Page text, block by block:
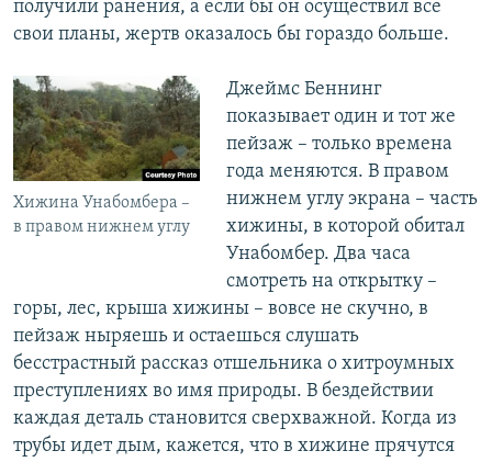
получили ранения, а если бы он осуществил все
свои планы, жертв оказалось бы гораздо больше.
Хижина Унабомбера –
в правом нижнем углу
​Джеймс Беннинг
показывает один и тот же
пейзаж – только времена
года меняются. В правом
нижнем углу экрана – часть
хижины, в которой обитал
Унабомбер. Два часа
смотреть на открытку –
горы, лес, крыша хижины – вовсе не скучно, в
пейзаж ныряешь и остаешься слушать
бесстрастный рассказ отшельника о хитроумных
преступлениях во имя природы. В бездействии
каждая деталь становится сверхважной. Когда из
трубы идет дым, кажется, что в хижине прячутся